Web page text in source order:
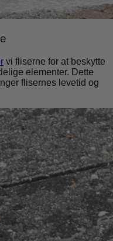
vi fliserne for at beskytte
elementer. Dette
flisernes levetid og